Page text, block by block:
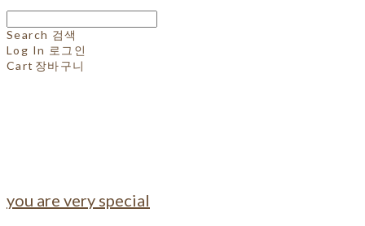
Search 검색
Log In 로그인
Cart 장바구니
you are very special